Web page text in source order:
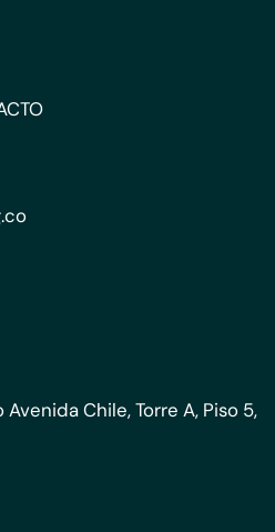
Chile, Torre A, Piso 5,